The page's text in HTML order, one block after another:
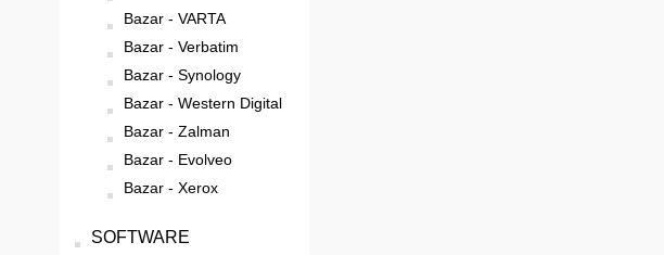
Bazar - VARTA
Bazar - Verbatim
Bazar - Synology
Bazar - Western Digital
Bazar - Zalman
Bazar - Evolveo
Bazar - Xerox
SOFTWARE